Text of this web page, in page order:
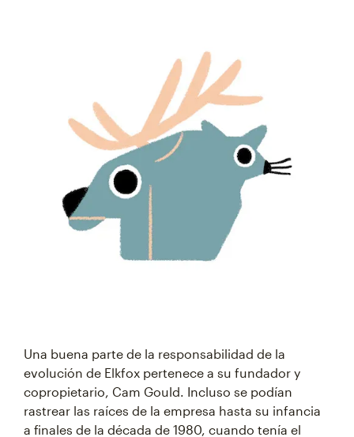
Una buena parte de la responsabilidad de la
evolución de Elkfox pertenece a su fundador y
copropietario, Cam Gould. Incluso se podían
rastrear las raíces de la empresa hasta su infancia
a finales de la década de 1980, cuando tenía el